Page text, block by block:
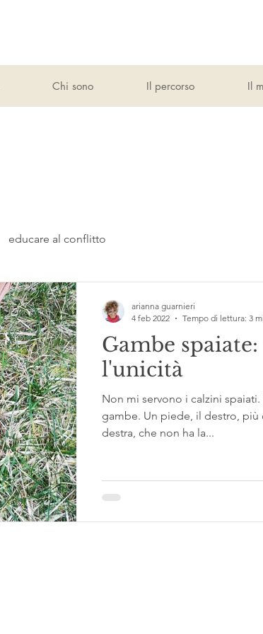
Chi sono Il percorso Il
educare al conflitto
Gambe
l'unicità
Non mi servono i calzini
gambe. Un piede, il destro, più
destra, che non ha la...
arianna guarnieri
4 feb 2022
Tempo di lettura: 3